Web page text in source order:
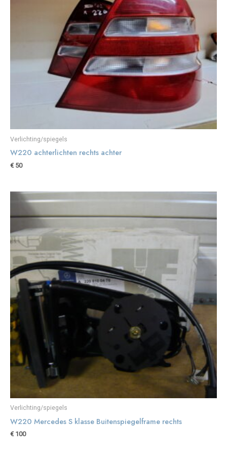
Verlichting/spiegels
W220 achterlichten rechts achter
€50
Verlichting/spiegels
W220 Mercedes S klasse Buitenspiegelframe rechts
€100